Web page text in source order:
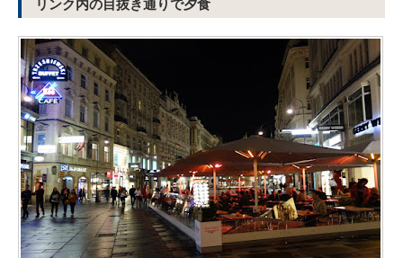
リンク内の目抜き通りで夕食